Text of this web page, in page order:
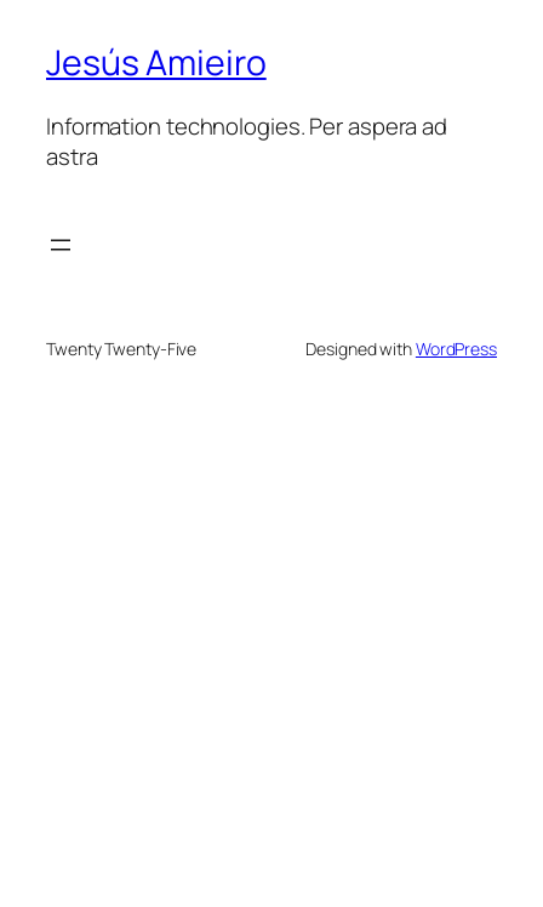
Jesús Amieiro
Information technologies. Per aspera ad
astra
Twenty Twenty-Five Designed withWordPress